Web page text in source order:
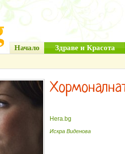
Начало Здраве и Красота
Hera.bg
Искра Виденова